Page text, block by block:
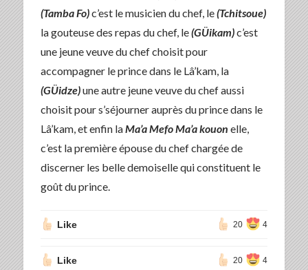
(Tamba Fo)c’est le musicien du chef, le(Tchitsoue)
la gouteuse des repas du chef, le(GÜikam)c’est
une jeune veuve du chef choisit pour
accompagner le prince dans le Lâ’kam, la
(GÜidze)une autre jeune veuve du chef aussi
choisit pour s’séjourner auprès du prince dans le
Lâ’kam, et enfin laMa’a Mefo Ma’a kouon elle,
c’est la première épouse du chef chargée de
discerner les belle demoiselle qui constituent le
goût du prince.
Like 20 4
Like 20 4